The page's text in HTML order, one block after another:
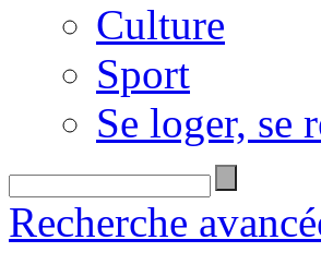
Culture
Sport
Se loger, se
Recherche